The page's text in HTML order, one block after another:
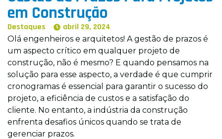
(11) 3042-5698
contato@appobra.com.br
em Construção
Destaques abril 29, 2024
Olá engenheiros e arquitetos! A gestão de prazos é
um aspecto crítico em qualquer projeto de
construção, não é mesmo? E quando pensamos na
solução para esse aspecto, a verdade é que cumprir
cronogramas é essencial para garantir o sucesso do
projeto, a eficiência de custos e a satisfação do
cliente. No entanto, a indústria da construção
enfrenta desafios únicos quando se trata de
gerenciar prazos.